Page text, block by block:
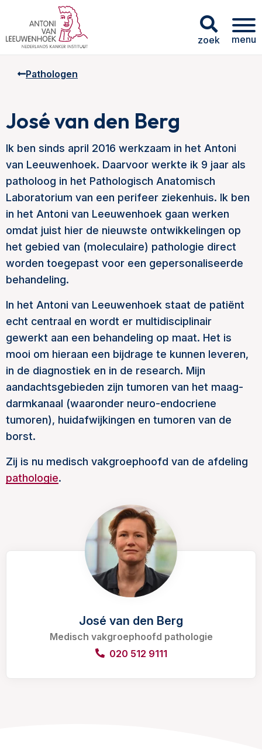
zoek menu
Pathologen
José van den Berg
Ik ben sinds april 2016 werkzaam in het Antoni
van Leeuwenhoek. Daarvoor werkte ik 9 jaar als
patholoog in het Pathologisch Anatomisch
Laboratorium van een perifeer ziekenhuis. Ik ben
in het Antoni van Leeuwenhoek gaan werken
omdat juist hier de nieuwste ontwikkelingen op
het gebied van (moleculaire) pathologie direct
worden toegepast voor een gepersonaliseerde
behandeling.
In het Antoni van Leeuwenhoek staat de patiënt
echt centraal en wordt er multidisciplinair
gewerkt aan een behandeling op maat. Het is
mooi om hieraan een bijdrage te kunnen leveren,
in de diagnostiek en in de research. Mijn
aandachtsgebieden zijn tumoren van het maag-
darmkanaal (waaronder neuro-endocriene
tumoren), huidafwijkingen en tumoren van de
borst.
Zij is nu medisch vakgroephoofd van de afdeling
pathologie.
José van den Berg
Medisch vakgroephoofd pathologie
020 512 9111